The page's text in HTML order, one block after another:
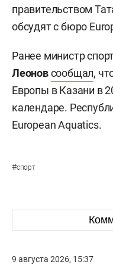
правительством
обсудят с бюро
Ранее министр
Леоновсообщал,
Европы в Казани в
календаре.
European Aquatics.
#спорт
9 августа 2026, 15:37